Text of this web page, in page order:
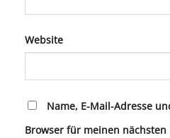
Website
Name, E-Mail-Adresse
Browser für meinen